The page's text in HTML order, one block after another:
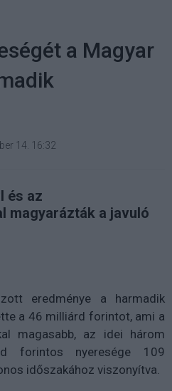
a Magyar
14. 16:32
és az
magyarázták a javuló
eredménye a harmadik
a 46 milliárd forintot, ami a
magasabb, az idei három
forintos nyeresége 109
időszakához viszonyítva.